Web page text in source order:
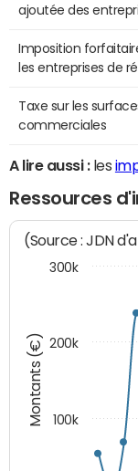
ajoutée des
Imposition
les entreprises de
Taxe sur les
commerciales
A lire aussi :les
Ressources
Montants (€)
(Source : JDN
100k
200k
300k